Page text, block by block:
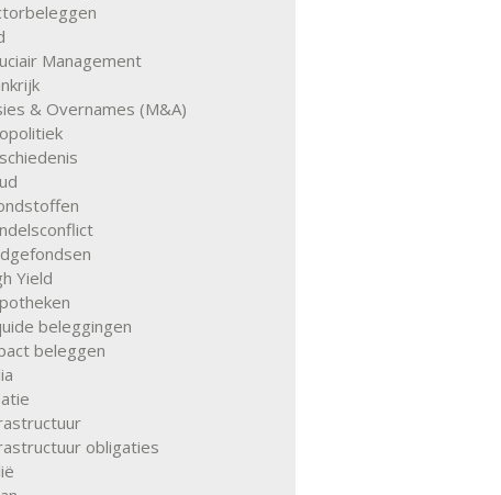
Management
& Overnames (M&A)
Yield
beleggingen
beleggen
obligaties